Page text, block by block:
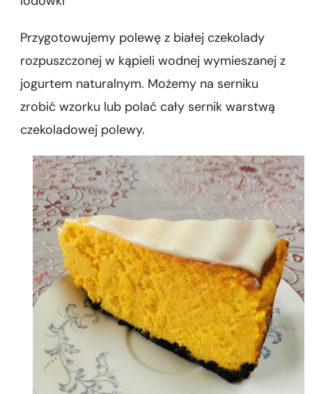
Przygotowujemy polewę z białej czekolady
rozpuszczonej w kąpieli wodnej wymieszanej z
jogurtem naturalnym. Możemy na serniku
zrobić wzorku lub polać cały sernik warstwą
czekoladowej polewy.